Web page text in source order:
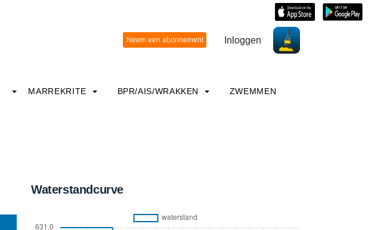
Inloggen
MARREKRITE BPR/AIS/WRAKKEN ZWEMMEN
Waterstandcurve